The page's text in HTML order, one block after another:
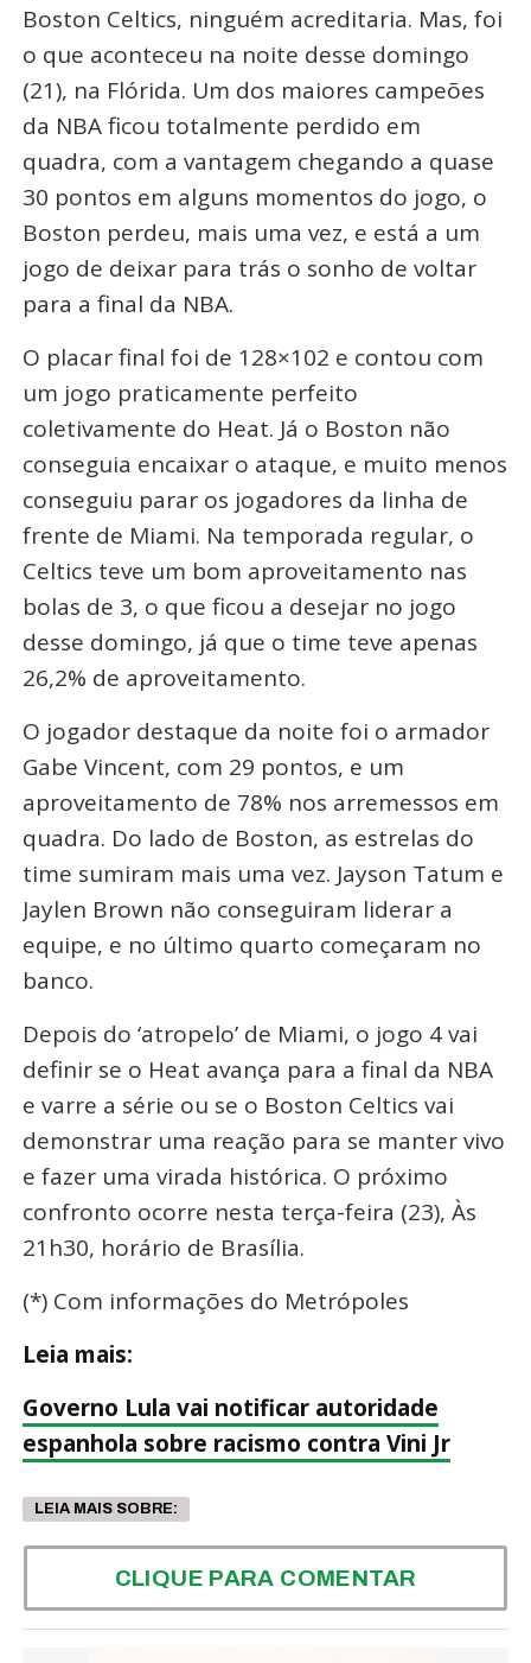
Boston Celtics, ninguém acreditaria. Mas, foi
o que aconteceu na noite desse domingo
(21), na Flórida. Um dos maiores campeões
da NBA ficou totalmente perdido em
quadra, com a vantagem chegando a quase
30 pontos em alguns momentos do jogo, o
Boston perdeu, mais uma vez, e está a um
jogo de deixar para trás o sonho de voltar
para a final da NBA.
O placar final foi de 128×102 e contou com
um jogo praticamente perfeito
coletivamente do Heat. Já o Boston não
conseguia encaixar o ataque, e muito menos
conseguiu parar os jogadores da linha de
frente de Miami. Na temporada regular, o
Celtics teve um bom aproveitamento nas
bolas de 3, o que ficou a desejar no jogo
desse domingo, já que o time teve apenas
26,2% de aproveitamento.
O jogador destaque da noite foi o armador
Gabe Vincent, com 29 pontos, e um
aproveitamento de 78% nos arremessos em
quadra. Do lado de Boston, as estrelas do
time sumiram mais uma vez. Jayson Tatum e
Jaylen Brown não conseguiram liderar a
equipe, e no último quarto começaram no
banco.
Depois do ‘atropelo’ de Miami, o jogo 4 vai
definir se o Heat avança para a final da NBA
e varre a série ou se o Boston Celtics vai
demonstrar uma reação para se manter vivo
e fazer uma virada histórica. O próximo
confronto ocorre nesta terça-feira (23), Às
21h30, horário de Brasília.
(*) Com informações do Metrópoles
Leia mais:
Governo Lula vai notificar autoridade
espanhola sobre racismo contra Vini Jr
LEIA MAIS SOBRE:
CLIQUE PARA COMENTAR